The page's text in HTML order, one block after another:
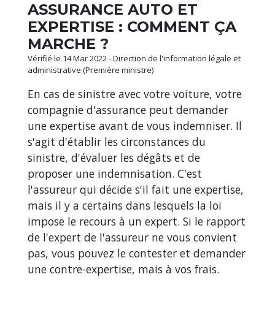
ASSURANCE AUTO ET
EXPERTISE : COMMENT ÇA
MARCHE ?
Vérifié le 14 Mar 2022 - Direction de l'information légale et
administrative (Première ministre)
En cas de sinistre avec votre voiture, votre
compagnie d'assurance peut demander
une expertise avant de vous indemniser. Il
s'agit d'établir les circonstances du
sinistre, d'évaluer les dégâts et de
proposer une indemnisation. C'est
l'assureur qui décide s'il fait une expertise,
mais il y a certains dans lesquels la loi
impose le recours à un expert. Si le rapport
de l'expert de l'assureur ne vous convient
pas, vous pouvez le contester et demander
une contre-expertise, mais à vos frais.